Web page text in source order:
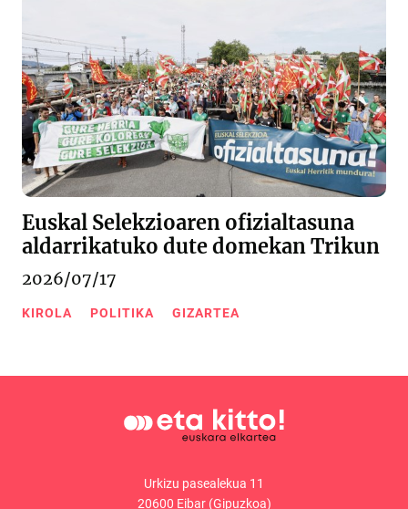
Euskal Selekzioaren ofizialtasuna
aldarrikatuko dute domekan Trikun
2026/07/17
KIROLA POLITIKA GIZARTEA
Urkizu pasealekua 11
20600 Eibar (Gipuzkoa)